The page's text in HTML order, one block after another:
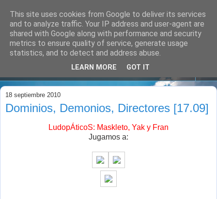
18 septiembre 2010
Dominios, Demonios, Directores [17.09]
LudopÁticoS: Maskleto, Yak y Fran
Jugamos a:
This site uses cookies from Google to deliver its services
and to analyze traffic. Your IP address and user-agent are
shared with Google along with performance and security
metrics to ensure quality of service, generate usage
statistics, and to detect and address abuse.
LEARN MORE GOT IT